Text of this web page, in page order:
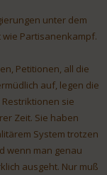
unter dem
Partisanenkampf.
Petitionen, all die
auf, legen die
sie
Zeit. Sie haben
System trotzen
wenn man genau
ausgeht. Nur muß